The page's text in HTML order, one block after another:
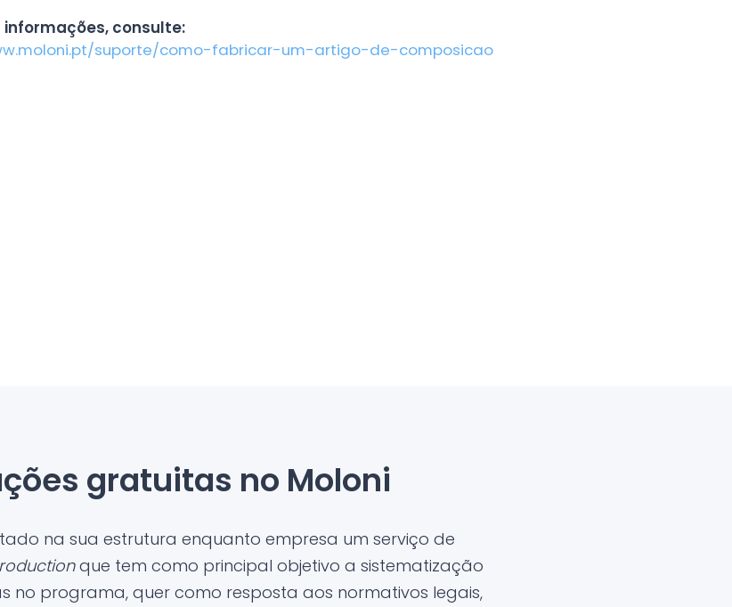
informações, consulte:
suporte/como-fabricar-um-artigo-de-composicao
gratuitas no Moloni
na sua estrutura enquanto empresa um serviço de
que tem como principal objetivo a sistematização
no programa, quer como resposta aos normativos legais,